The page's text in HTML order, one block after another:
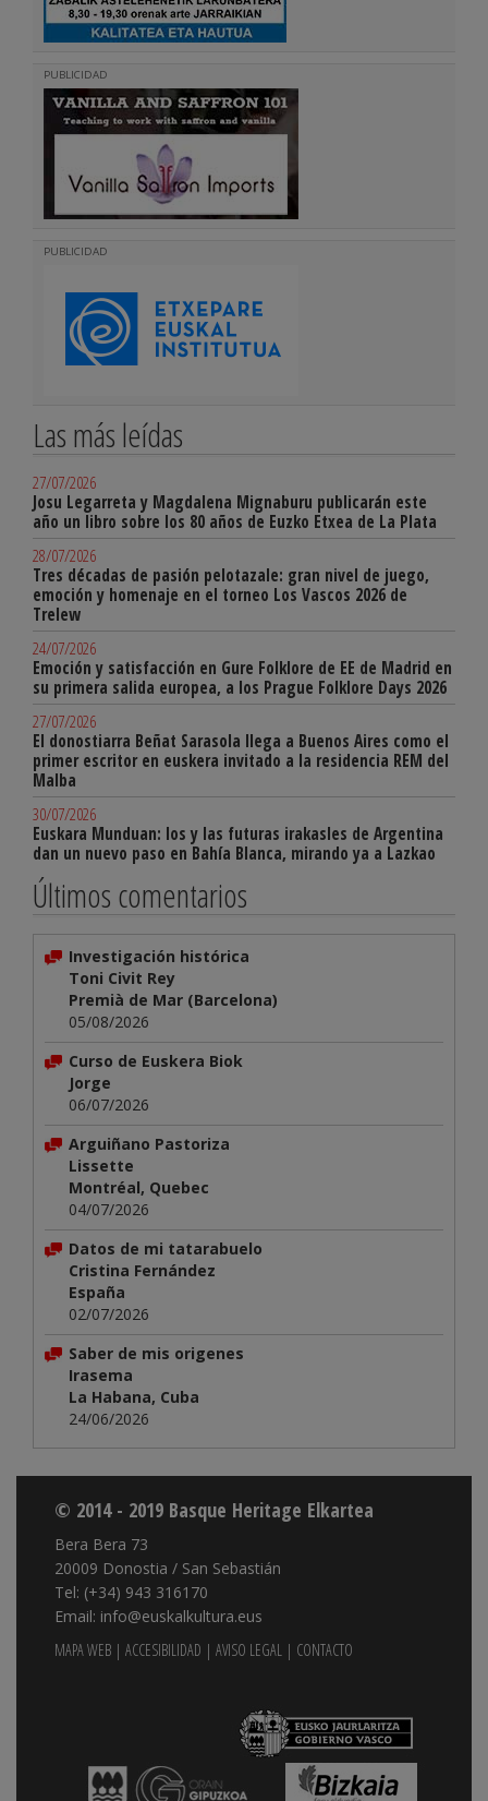
PUBLICIDAD
PUBLICIDAD
Las más leídas
27/07/2026
Josu Legarreta y Magdalena Mignaburu publicarán este
año un libro sobre los 80 años de Euzko Etxea de La Plata
28/07/2026
Tres décadas de pasión pelotazale: gran nivel de juego,
emoción y homenaje en el torneo Los Vascos 2026 de
Trelew
24/07/2026
Emoción y satisfacción en Gure Folklore de EE de Madrid en
su primera salida europea, a los Prague Folklore Days 2026
27/07/2026
El donostiarra Beñat Sarasola llega a Buenos Aires como el
primer escritor en euskera invitado a la residencia REM del
Malba
30/07/2026
Euskara Munduan: los y las futuras irakasles de Argentina
dan un nuevo paso en Bahía Blanca, mirando ya a Lazkao
Últimos comentarios
Investigación histórica
Toni Civit Rey
Premià de Mar (Barcelona)
05/08/2026
Curso de Euskera Biok
Jorge
06/07/2026
Arguiñano Pastoriza
Lissette
Montréal, Quebec
04/07/2026
Datos de mi tatarabuelo
Cristina Fernández
España
02/07/2026
Saber de mis origenes
Irasema
La Habana, Cuba
24/06/2026
© 2014 - 2019 Basque Heritage Elkartea
Bera Bera 73
20009 Donostia / San Sebastián
Tel: (+34) 943 316170
Email: info@euskalkultura.eus
MAPA WEB | ACCESIBILIDAD | AVISO LEGAL | CONTACTO